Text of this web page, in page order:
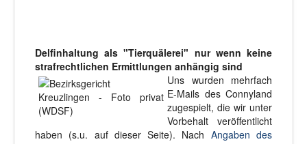
Delfinhaltung als "Tierquälerei" nur wenn keine
strafrechtlichen Ermittlungen anhängig sind
Uns wurden mehrfach
E-Mails des Connyland
zugespielt, die wir unter
Vorbehalt veröffentlicht
haben (s.u. auf dieser Seite). Nach Angaben des